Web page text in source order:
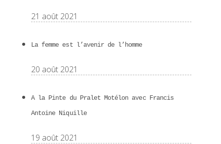
21 août 2021
La femme est l’avenir de l’homme
20 août 2021
A la Pinte du Pralet Motélon avec Francis
Antoine Niquille
19 août 2021